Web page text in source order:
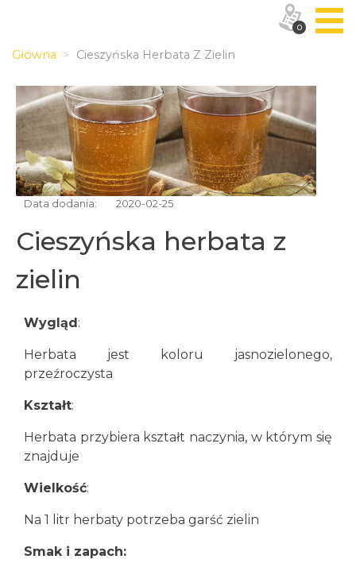
Główna Cieszyńska Herbata Z Zielin
Data dodania: 2020-02-25
Cieszyńska herbata z
zielin
Wygląd:
Herbata jest koloru jasnozielonego,
przeźroczysta
Kształt:
Herbata przybiera kształt naczynia, w którym się
znajduje
Wielkość:
Na 1 litr herbaty potrzeba garść zielin
Smak i zapach:
0